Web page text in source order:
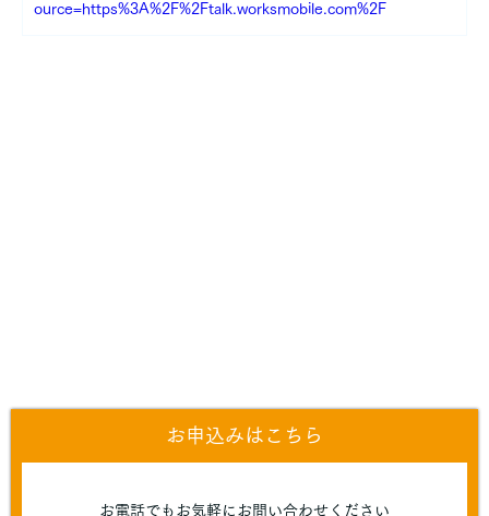
ource=https%3A%2F%2Ftalk.worksmobile.com%2F
お申込みはこちら
お電話でもお気軽にお問い合わせください